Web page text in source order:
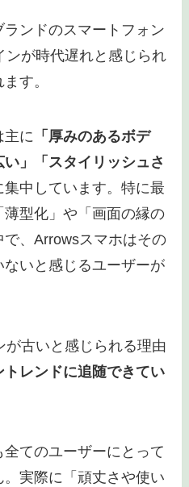
ンドのスマートフォン
ンが時代遅れと感じられ
す。
主に 「厚みのあるボデ
」「スタイリッシュさ
集中しています。特に最
型化」や「画面の縁の
、Arrowsスマホはその
ないと感じるユーザーが
古いと感じられる理由
レンドに追随できてい
てのユーザーにとって
実際に「頑丈さや使い